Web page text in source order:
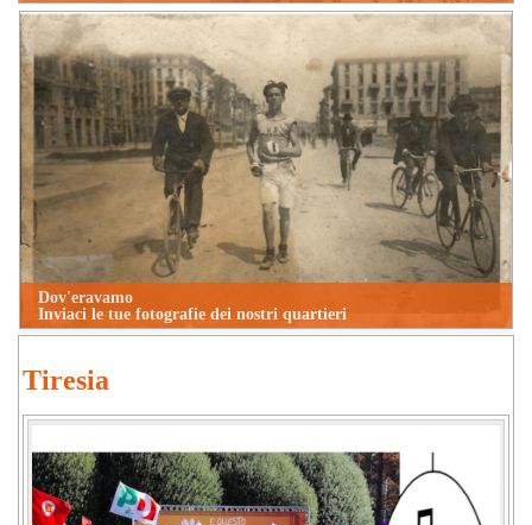
Dov'eravamo
Inviaci le tue fotografie dei nostri quartieri
Tiresia